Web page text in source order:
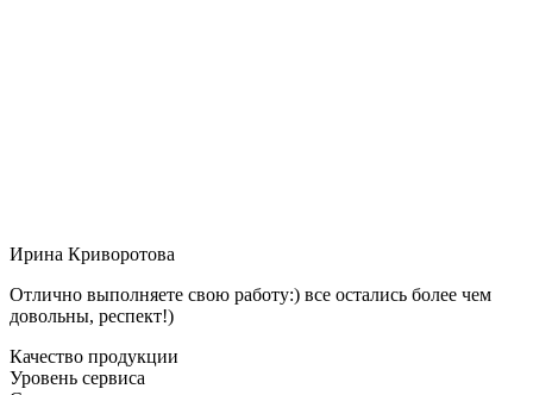
Ирина Криворотова
Отлично выполняете свою работу:) все остались более чем
довольны, респект!)
Качество продукции
Уровень сервиса